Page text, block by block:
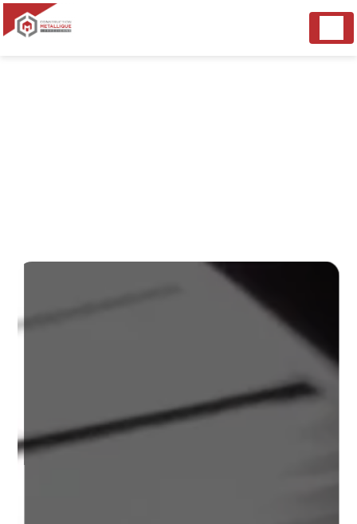
Panneau de gestion des cookies